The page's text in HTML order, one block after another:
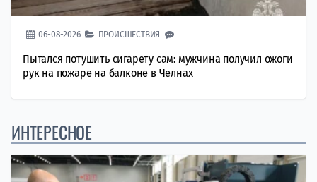
06-08-2026 ПРОИСШЕСТВИЯ
Пытался потушить сигарету сам: мужчина получил ожоги
рук на пожаре на балконе в Челнах
ИНТЕРЕСНОЕ